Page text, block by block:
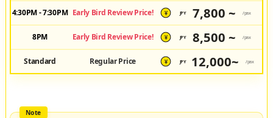
4:30PM - 7:30PM Early Bird Review Price! ¥ JPY 7,800 ~ /pax
8PM Early Bird Review Price! ¥ JPY 8,500 ~ /pax
Standard Regular Price ¥ JPY 12,000~ /pax